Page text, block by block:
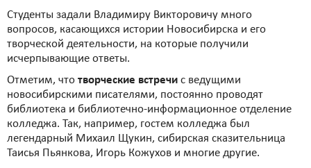
Студенты задали Владимиру Викторовичу много
вопросов, касающихся истории Новосибирска и его
творческой деятельности, на которые получили
исчерпывающие ответы.
Отметим, что творческие встречи с ведущими
новосибирскими писателями, постоянно проводят
библиотека и библиотечно-информационное отделение
колледжа. Так, например, гостем колледжа был
легендарный Михаил Щукин, сибирская сказительница
Таисья Пьянкова, Игорь Кожухов и многие другие.